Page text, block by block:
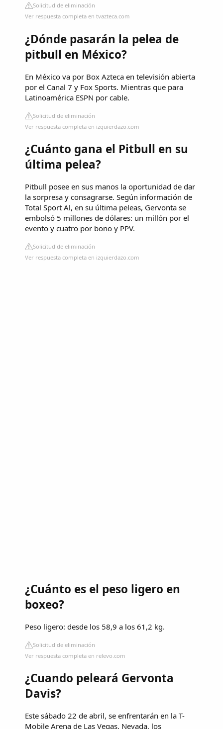
Solicitud de eliminación
Ver respuesta completa en tvazteca.com
¿Dónde pasarán la pelea de
pitbull en México?
En México va por Box Azteca en televisión abierta
por el Canal 7 y Fox Sports. Mientras que para
Latinoamérica ESPN por cable.
Solicitud de eliminación
Ver respuesta completa en izquierdazo.com
¿Cuánto gana el Pitbull en su
última pelea?
Pitbull posee en sus manos la oportunidad de dar
la sorpresa y consagrarse. Según información de
Total Sport Al, en su última peleas, Gervonta se
embolsó 5 millones de dólares: un millón por el
evento y cuatro por bono y PPV.
Solicitud de eliminación
Ver respuesta completa en izquierdazo.com
¿Cuánto es el peso ligero en
boxeo?
Peso ligero: desde los 58,9 a los 61,2 kg.
Solicitud de eliminación
Ver respuesta completa en relevo.com
¿Cuando peleará Gervonta
Davis?
Este sábado 22 de abril, se enfrentarán en la T-
Mobile Arena de Las Vegas, Nevada, los